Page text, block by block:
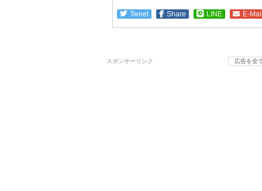
Tweet Share LINE E-
スポンサーリンク 広告を全